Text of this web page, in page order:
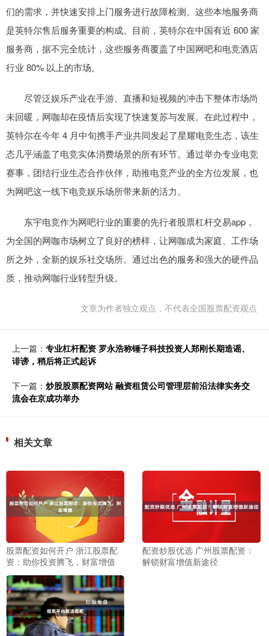
们的需求，并快速安排上门服务进行故障检测。这些本地服务商
是英特尔售后服务重要的构成。目前，英特尔在中国有近 600 家
服务商，据不完全统计，这些服务商覆盖了中国网吧和电竞酒店
行业 80% 以上的市场。
尽管泛娱乐产业在手游、直播和短视频的冲击下整体市场尚
未回暖，网咖却在疫情后实现了快速复苏与发展。在此过程中，
英特尔在今年 4 月中旬携手产业共同发起了星耀电竞生态，该生
态几乎涵盖了电竞实体消费场景的所有环节。通过举办专业电竞
赛事，团结行业生态合作伙伴，助推电竞产业的全方位发展，也
为网吧这一线下电竞娱乐场所带来新的活力。
东宇电竞作为网吧行业的重要的先行者股票杠杆交易app，
为全国的网咖市场树立了良好的榜样，让网咖成为家庭、工作场
所之外，全新的娱乐社交场所。通过出色的服务和强大的硬件品
质，推动网咖行业转型升级。
文章为作者独立观点，不代表全国股票配资观点
上一篇： 专业杠杆配资 罗永浩称锤子科技投资人郑刚长期造谣、
诽谤，稍后将正式起诉
下一篇： 炒股股票配资网站 融资租赁公司管理层前沿法律实务交
流会在京成功举办
相关文章
股票配资如何开户 浙江股票配
资：助你投资腾飞，财富增值
配资炒股优选 广州股票配资：
解锁财富增值新途径